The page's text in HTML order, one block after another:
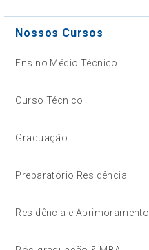
Nossos Cursos
Ensino Médio Técnico
Curso Técnico
Graduação
Preparatório Residência
Residência e Aprimoramento